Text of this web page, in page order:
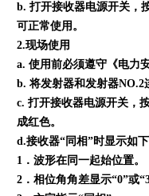
b. 打开接收器电源开关，
可正常使用。
2.现场使用
a. 使用前必须遵守《电力
b. 将发射器和发射器
c. 打开接收器电源开关，
成红色。
d.接收器“同相”时显示如
1．波形在同一起始位置。
2．相位角角差显示“0”或